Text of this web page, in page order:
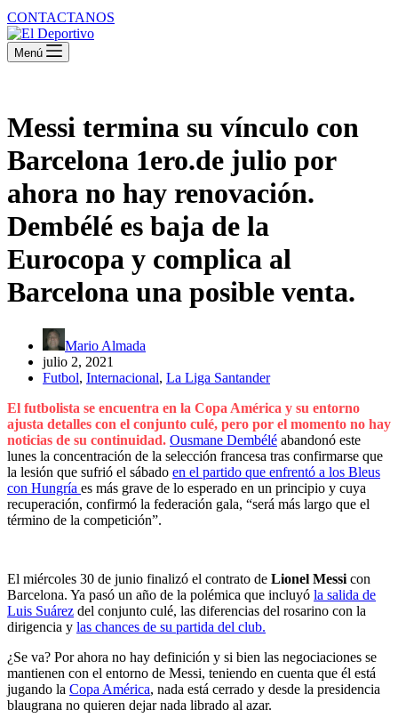
CONTACTANOS
Menú
Messi termina su vínculo con
Barcelona 1ero.de julio por
ahora no hay renovación.
Dembélé es baja de la
Eurocopa y complica al
Barcelona una posible venta.
Mario Almada
julio 2, 2021
Futbol, Internacional, La Liga Santander
El futbolista se encuentra en la Copa América y su entorno
ajusta detalles con el conjunto culé, pero por el momento no hay
noticias de su continuidad. Ousmane Dembélé abandonó este
lunes la concentración de la selección francesa tras confirmarse que
la lesión que sufrió el sábado en el partido que enfrentó a los Bleus
con Hungría es más grave de lo esperado en un principio y cuya
recuperación, confirmó la federación gala, “será más largo que el
término de la competición”.
El miércoles 30 de junio finalizó el contrato de Lionel Messi con
Barcelona. Ya pasó un año de la polémica que incluyó la salida de
Luis Suárez del conjunto culé, las diferencias del rosarino con la
dirigencia y las chances de su partida del club.
¿Se va? Por ahora no hay definición y si bien las negociaciones se
mantienen con el entorno de Messi, teniendo en cuenta que él está
jugando la Copa América, nada está cerrado y desde la presidencia
blaugrana no quieren dejar nada librado al azar.